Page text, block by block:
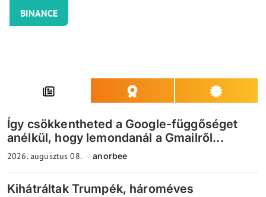
BINANCE
Így csökkentheted a Google-függőséget
anélkül, hogy lemondanál a Gmailről...
2026. augusztus 08. anorbee
Kihátráltak Trumpék, hároméves